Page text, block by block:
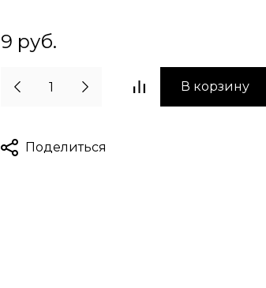
9 руб.
В корзину
Поделиться